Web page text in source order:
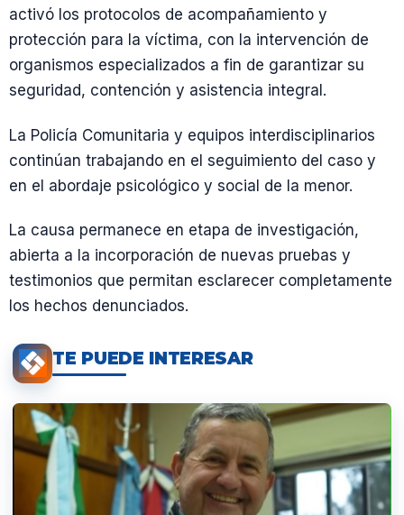
activó los protocolos de acompañamiento y
protección para la víctima, con la intervención de
organismos especializados a fin de garantizar su
seguridad, contención y asistencia integral.
La Policía Comunitaria y equipos interdisciplinarios
continúan trabajando en el seguimiento del caso y
en el abordaje psicológico y social de la menor.
La causa permanece en etapa de investigación,
abierta a la incorporación de nuevas pruebas y
testimonios que permitan esclarecer completamente
los hechos denunciados.
TE PUEDE INTERESAR